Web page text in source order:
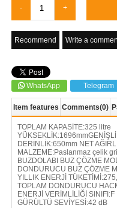
Recommend Write a
WhatsApp Telegram
Item features Comments(0)
TOPLAM KAPASİTE:325 litre
DERİNLİK:650mm NET
MALZEME:Paslanmaz çelik
BUZDOLABI BUZ ÇÖZME
DONDURUCU BUZ ÇÖZME
YILLIK ENERJİ
TOPLAM DONDURUCU
ENERJİ VERİMLİLİĞİ SINIFI:F
GÜRÜLTÜ SEVİYESİ:42 dB